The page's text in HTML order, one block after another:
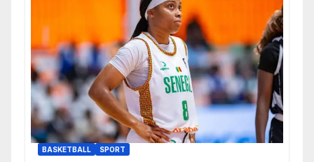
BASKETBALL SPORT